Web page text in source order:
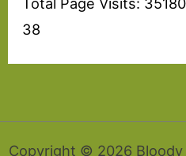
38
Copyright © 2026